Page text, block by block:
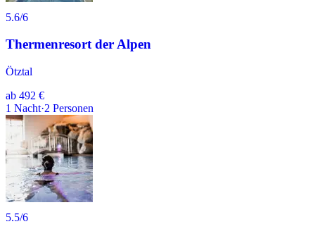
5.6/6
Thermenresort der Alpen
Ötztal
ab 492 €
1 Nacht·2 Personen
5.5/6